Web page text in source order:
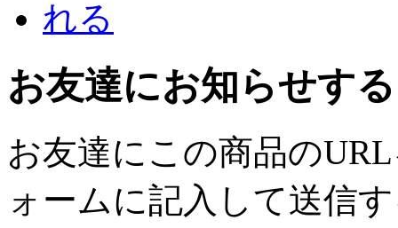
お友達にお知らせする
お友達にこの商品の
ォームに記入して送信